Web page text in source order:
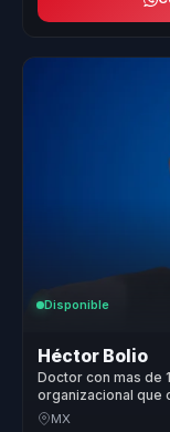
Disponible
Héctor Bolio
Doctor con mas de
organizacional que
equipos de trabajo.
MX